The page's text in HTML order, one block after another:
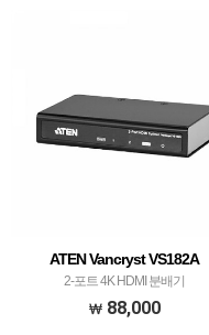
ATEN Vancryst VS182A
2-포트 4K HDMI 분배기
88,000